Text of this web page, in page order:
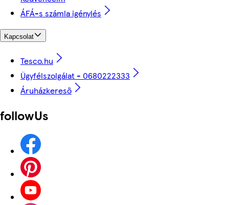
ÁFÁ-s számla igénylés
Kapcsolat
Tesco.hu
Ügyfélszolgálat - 0680222333
Áruházkereső
followUs